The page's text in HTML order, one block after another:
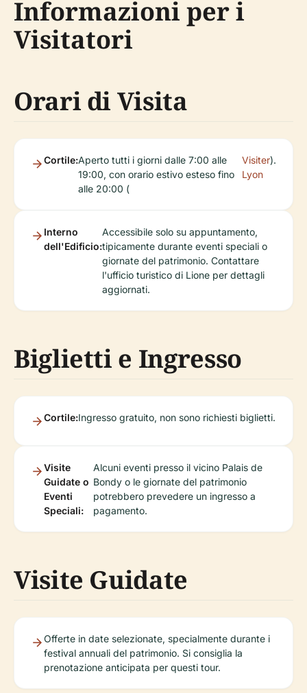
Informazioni per i
Visitatori
Orari di Visita
Cortile:Aperto tutti i giorni dalle 7:00 alle
19:00, con orario estivo esteso fino
alle 20:00 (
Visiter
Lyon
).
Interno
dell'Edificio:
Accessibile solo su appuntamento,
tipicamente durante eventi speciali o
giornate del patrimonio. Contattare
l'ufficio turistico di Lione per dettagli
aggiornati.
Biglietti e Ingresso
Cortile:Ingresso gratuito, non sono richiesti biglietti.
Visite
Guidate o
Eventi
Speciali:
Alcuni eventi presso il vicino Palais de
Bondy o le giornate del patrimonio
potrebbero prevedere un ingresso a
pagamento.
Visite Guidate
Offerte in date selezionate, specialmente durante i
festival annuali del patrimonio. Si consiglia la
prenotazione anticipata per questi tour.